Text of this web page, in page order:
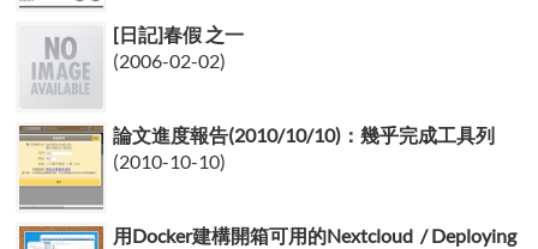
[日記]春假 之一
(2006-02-02)
論文進度報告(2010/10/10)：幾乎完成工具列
(2010-10-10)
用Docker建構開箱可用的Nextcloud / Deploying